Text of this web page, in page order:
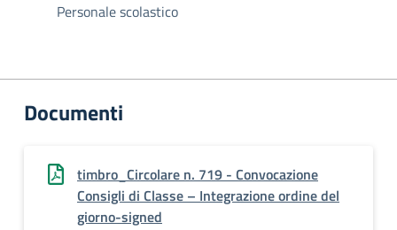
Personale scolastico
Documenti
timbro_Circolare n. 719 - Convocazione
Consigli di Classe – Integrazione ordine del
giorno-signed